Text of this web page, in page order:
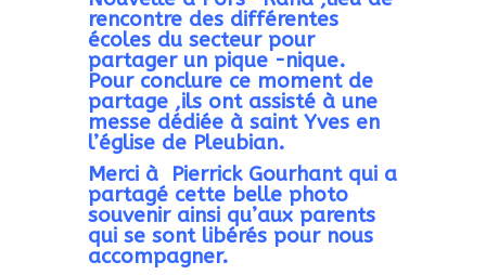
rencontre des différentes
écoles du secteur pour
partager un pique -nique.
Pour conclure ce moment de
partage ,ils ont assisté à une
messe dédiée à saint Yves en
l’église de Pleubian.
Merci à Pierrick Gourhant qui a
partagé cette belle photo
souvenir ainsi qu’aux parents
qui se sont libérés pour nous
accompagner.